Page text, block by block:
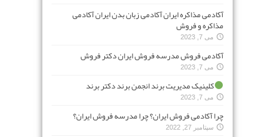
آکادمی مذاکره ایران آکادمی زبان بدن ایران آکادمی
مذاکره و فروش
می 7, 2023
آکادمی فروش مدرسه فروش ایران دکتر فروش
می 7, 2023
کلینیک مدیریت برند انجمن برند دکتر برند
می 7, 2023
چرا آکادمی فروش ایران؟ چرا مدرسه فروش ایران؟
سپتامبر 27, 2022